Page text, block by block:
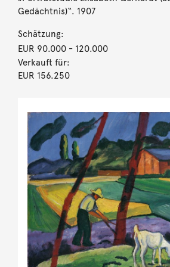
Gedächtnis)“. 1907
Schätzung:
EUR 90.000- 120.000
Verkauft für:
EUR 156.250